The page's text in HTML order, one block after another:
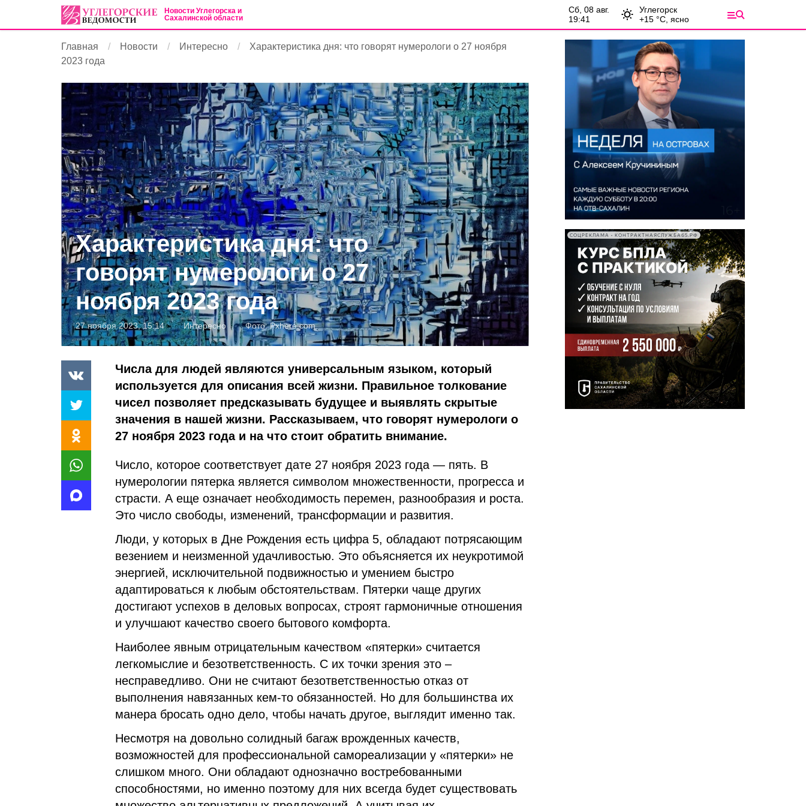
Новости Углегорска и
Сахалинской области
сб, 08 авг.
19:41
Углегорск
+15 °С, ясно
Главная Новости Интересно
Характеристика дня: что говорят нумерологи о 27 ноября
2023 года
Характеристика дня: что
говорят нумерологи о 27
ноября 2023 года
27 ноября 2023, 15:14 Интересно Фото:Pxhere.com
Числа для людей являются универсальным языком, который
используется для описания всей жизни. Правильное толкование
чисел позволяет предсказывать будущее и выявлять скрытые
значения в нашей жизни. Рассказываем, что говорят нумерологи о
27 ноября 2023 года и на что стоит обратить внимание.
Число, которое соответствует дате 27 ноября 2023 года — пять. В
нумерологии пятерка является символом множественности, прогресса и
страсти. А еще означает необходимость перемен, разнообразия и роста.
Это число свободы, изменений, трансформации и развития.
Люди, у которых в Дне Рождения есть цифра 5, обладают потрясающим
везением и неизменной удачливостью. Это объясняется их неукротимой
энергией, исключительной подвижностью и умением быстро
адаптироваться к любым обстоятельствам. Пятерки чаще других
достигают успехов в деловых вопросах, строят гармоничные отношения
и улучшают качество своего бытового комфорта.
Наиболее явным отрицательным качеством «пятерки» считается
легкомыслие и безответственность. С их точки зрения это –
несправедливо. Они не считают безответственностью отказ от
выполнения навязанных кем-то обязанностей. Но для большинства их
манера бросать одно дело, чтобы начать другое, выглядит именно так.
Несмотря на довольно солидный багаж врожденных качеств,
возможностей для профессиональной самореализации у «пятерки» не
слишком много. Они обладают однозначно востребованными
способностями, но именно поэтому для них всегда будет существовать
СОЦРЕКЛАМА • КОНТРАКТНАЯСЛУЖБА65.РФ